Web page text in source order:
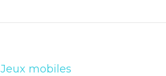
Jeux mobiles